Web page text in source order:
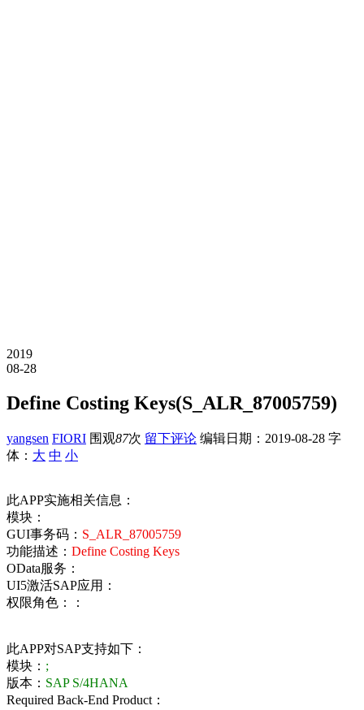
2019
08-28
Define Costing Keys(S_ALR_87005759)
yangsen FIORI 围观87次 留下评论 编辑日期： 2019-08-28 字
体： 大 中 小
此APP实施相关信息：
模块：
GUI事务码： S_ALR_87005759
功能描述： Define Costing Keys
OData服务：
UI5激活SAP应用：
权限角色：：
此APP对SAP支持如下：
模块： ;
版本： SAP S/4HANA
Required Back-End Product：